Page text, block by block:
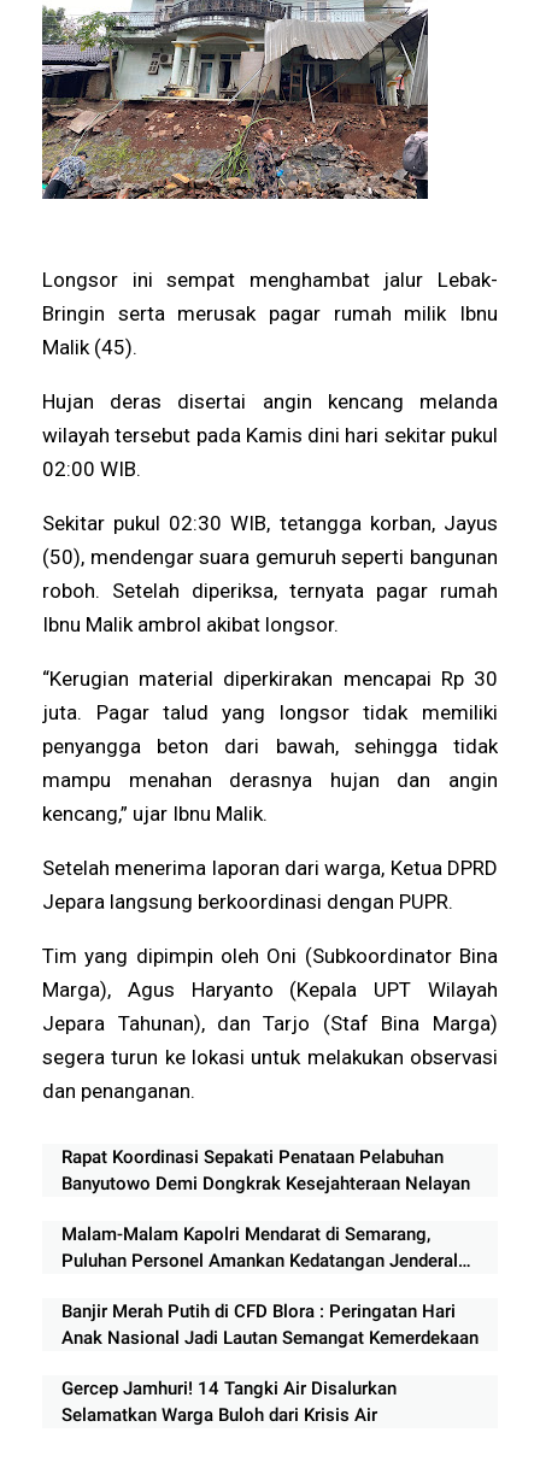
Longsor ini sempat menghambat jalur Lebak-
Bringin serta merusak pagar rumah milik Ibnu
Malik (45).
Hujan deras disertai angin kencang melanda
wilayah tersebut pada Kamis dini hari sekitar pukul
02:00 WIB.
Sekitar pukul 02:30 WIB, tetangga korban, Jayus
(50), mendengar suara gemuruh seperti bangunan
roboh. Setelah diperiksa, ternyata pagar rumah
Ibnu Malik ambrol akibat longsor.
“Kerugian material diperkirakan mencapai Rp 30
juta. Pagar talud yang longsor tidak memiliki
penyangga beton dari bawah, sehingga tidak
mampu menahan derasnya hujan dan angin
kencang,” ujar Ibnu Malik.
Setelah menerima laporan dari warga, Ketua DPRD
Jepara langsung berkoordinasi dengan PUPR.
Tim yang dipimpin oleh Oni (Subkoordinator Bina
Marga), Agus Haryanto (Kepala UPT Wilayah
Jepara Tahunan), dan Tarjo (Staf Bina Marga)
segera turun ke lokasi untuk melakukan observasi
dan penanganan.
Rapat Koordinasi Sepakati Penataan Pelabuhan
Banyutowo Demi Dongkrak Kesejahteraan Nelayan
Malam-Malam Kapolri Mendarat di Semarang,
Puluhan Personel Amankan Kedatangan Jenderal
Banjir Merah Putih di CFD Blora : Peringatan Hari
Anak Nasional Jadi Lautan Semangat Kemerdekaan
Gercep Jamhuri! 14 Tangki Air Disalurkan
Selamatkan Warga Buloh dari Krisis Air